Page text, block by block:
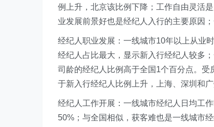
例上升，北京该比例下降；工作自由灵活
业发展前景好也是经纪人入行的主要原因
经纪人职业发展：一线城市10年以上从业
经纪人占比最大，显示新入行经纪人较多
司龄的经纪人比例高于全国1个百分点。
于新入行经纪人比例上升，上海、深圳和
经纪人工作开展：一线城市经纪人日均工
50%；与全国相似，获客难也是一线城市